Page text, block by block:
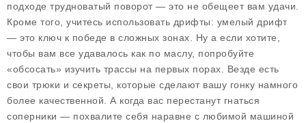
подходе трудноватый поворот — это не обещеет вам удачи.
Кроме того, учитесь использовать дрифты: умелый дрифт
— это ключ к победе в сложных зонах. Ну а если хотите,
чтобы вам все удавалось как по маслу, попробуйте
«обсосать» изучить трассы на первых порах. Везде есть
свои трюки и секреты , которые сделают вашу гонку намного
более качественной. А когда вас перестанут гнаться
соперники — похвалите себя наравне с любимой машиной